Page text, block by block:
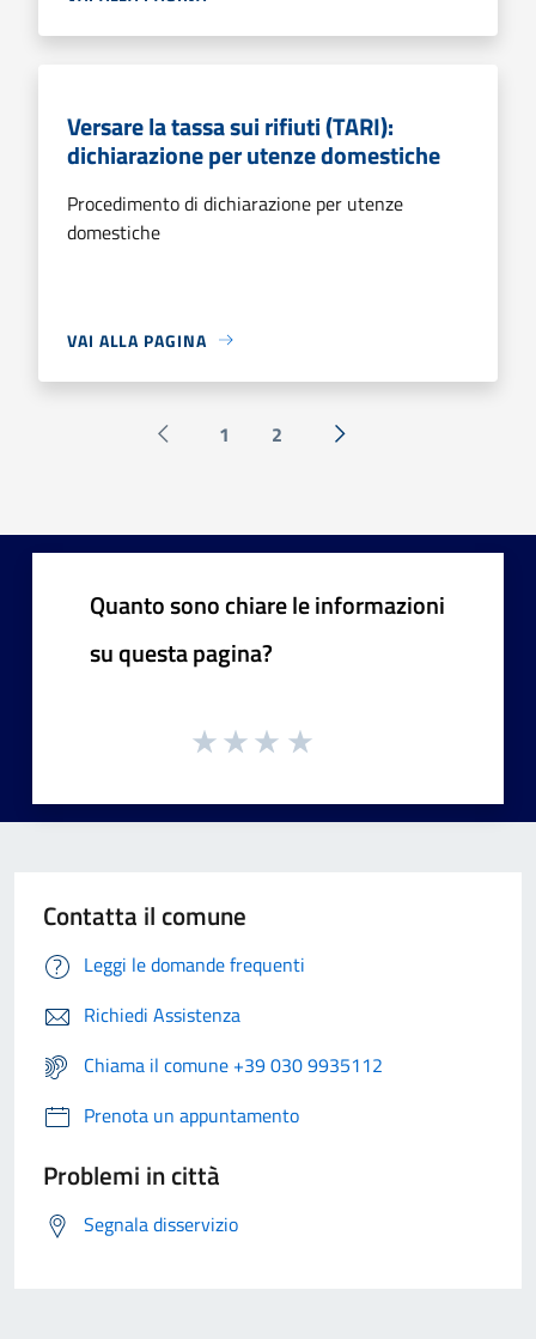
Versare la tassa sui rifiuti (TARI):
dichiarazione per utenze domestiche
Procedimento di dichiarazione per utenze
domestiche
VAI ALLA PAGINA
Pagina precedente
1 2 Successiva »
Quanto sono chiare le informazioni
su questa pagina?
Contatta il comune
Leggi le domande frequenti
Richiedi Assistenza
Chiama il comune +39 030 9935112
Prenota un appuntamento
Problemi in città
Segnala disservizio